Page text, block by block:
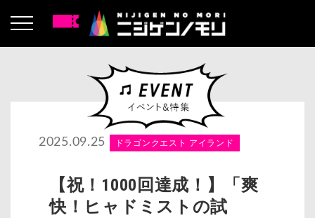
2025.09.25 ドラゴンクエスト アイランド
【祝！1000回達成！】「爽
快！ヒャドミストの試